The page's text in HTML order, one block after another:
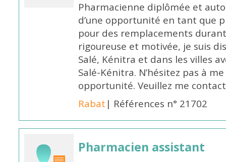
Pharmacienne diplômée et
d’une opportunité en tant que
pour des remplacements
rigoureuse et motivée, je suis
Salé, Kénitra et dans les villes
Salé-Kénitra. N’hésitez pas à
opportunité. Veuillez me
Rabat | Références n° 21702
Pharmacien assistant